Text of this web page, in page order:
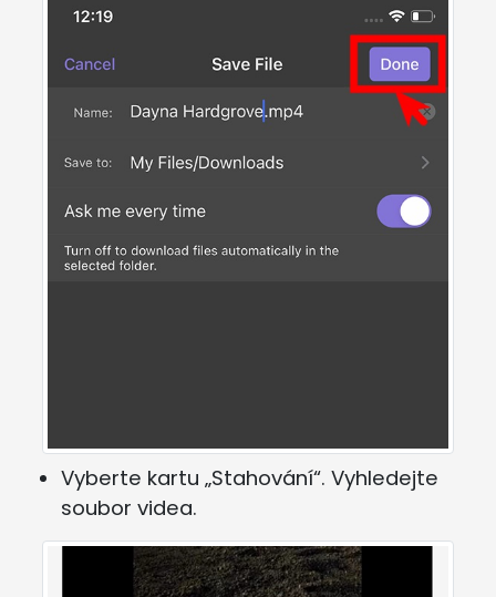
Vyberte kartu „Stahování“. Vyhledejte
soubor videa.